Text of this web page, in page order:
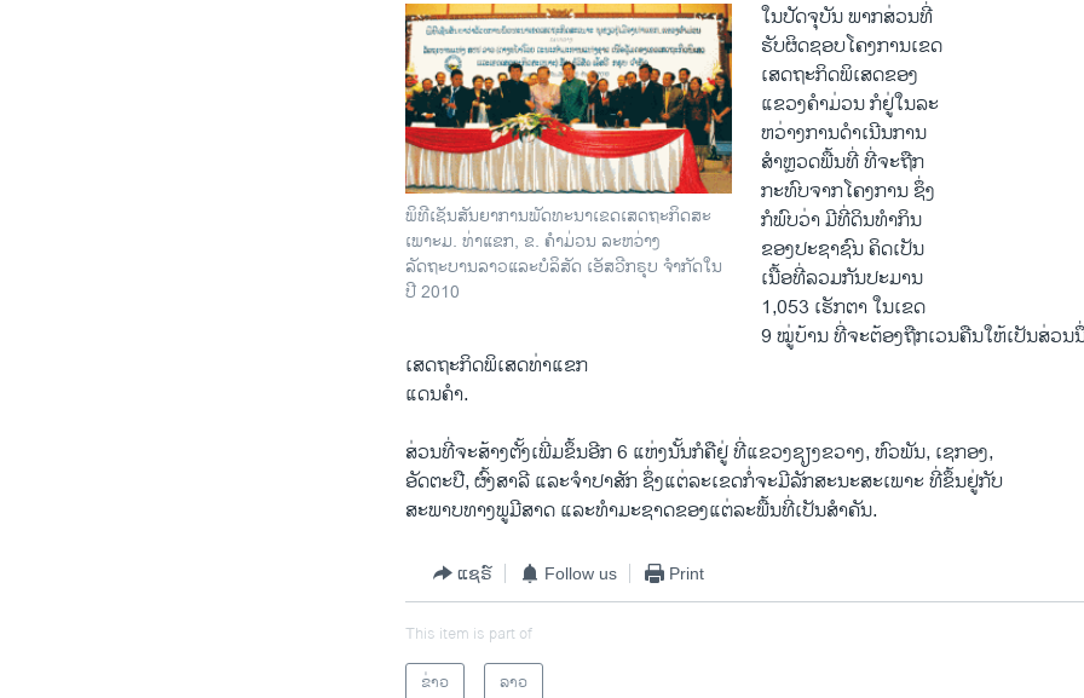
ພິທີເຊັນສັນຍາການພັດທະນາເຂດເສດຖະກິດສະ
ເພາະມ. ທ່າແຂກ, ຂ. ຄໍາມ່ວນ ລະຫວ່າງ
ລັດຖະບານລາວແລະບໍລິສັດ ເອັສວີກຣຸບ ຈໍາກັດໃນ
ປີ 2010
ໃນປັດຈຸບັນ ພາກສ່ວນທີ່
ຮັບຜິດຊອບໂຄງການເຂດ
ເສດຖະກິດພິເສດຂອງ
ແຂວງຄໍາມ່ວນ ກໍຢູ່ໃນລະ
ຫວ່າງການດໍາເນີນການ
ສໍາຫຼວດພື້ນທີ່ ທີ່ຈະຖືກ
ກະທົບຈາກໂຄງການ ຊຶ່ງ
ກໍພົບວ່າ ມີທີ່ດິນທໍາກິນ
ຂອງປະຊາຊົນ ຄິດເປັນ
ເນື້ອທີ່ລວມກັນປະມານ
1,053 ເຮັກຕາ ໃນເຂດ
9 ໝູ່ບ້ານ ທີ່ຈະຕ້ອງຖືກເວນຄືນໃຫ້ເປັນສ່ວນ
ເສດຖະກິດພິເສດທ່າແຂກ
ແດນຄໍາ.
ສ່ວນທີ່ຈະສ້າງຕັ້ງເພີ່ມຂຶ້ນອີກ 6 ແຫ່ງນັ້ນກໍຄືຢູ່ ທີ່ແຂວງຊຽງຂວາງ, ຫົວພັນ, ເຊກອງ,
ອັດຕະປື, ຜົ້ງສາລີ ແລະຈໍາປາສັກ ຊຶ່ງແຕ່ລະເຂດກໍ່ຈະມີລັກສະນະສະເພາະ ທີ່ຂຶ້ນຢູ່ກັບ
ສະພາບທາງພູມີສາດ ແລະທໍາມະຊາດຂອງແຕ່ລະພື້ນທີ່ເປັນສໍາຄັນ.
ແຊຣ໌ Follow us Print
This item is part of
ຂ່າວ
ລາວ